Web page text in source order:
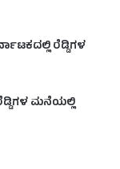
ರೆಡ್ಡಿಗಳ
ರೆಡ್ಡಿಗಳ ಮನೆಯಲ್ಲಿ